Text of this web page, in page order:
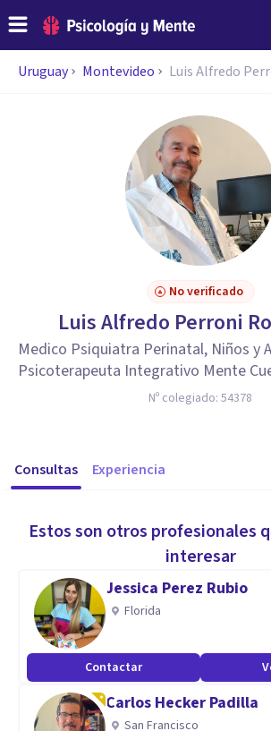
Uruguay Montevideo Luis Alfredo
No verificado
Luis Alfredo Perroni
Medico Psiquiatra Perinatal, Niños y
Psicoterapeuta Integrativo Mente
Nº colegiado: 54378
Consultas Experiencia
Estos son otros profesionales
interesar
Jessica Perez Rubio
Florida
Contactar
Carlos Hecker Padilla
San Francisco